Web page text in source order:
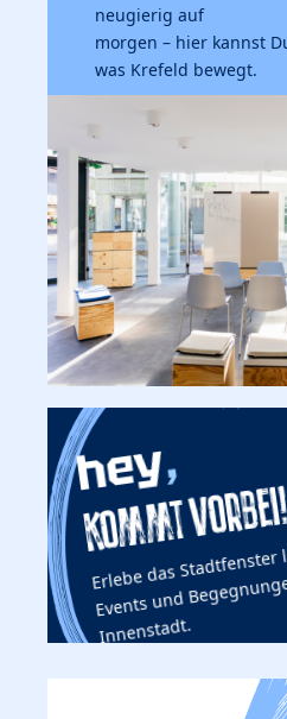
neugierig auf
morgen – hier kannst
was Krefeld bewegt.
hey,
KOMMT VORBEI!
Erlebe das
Events und
Innenstadt.